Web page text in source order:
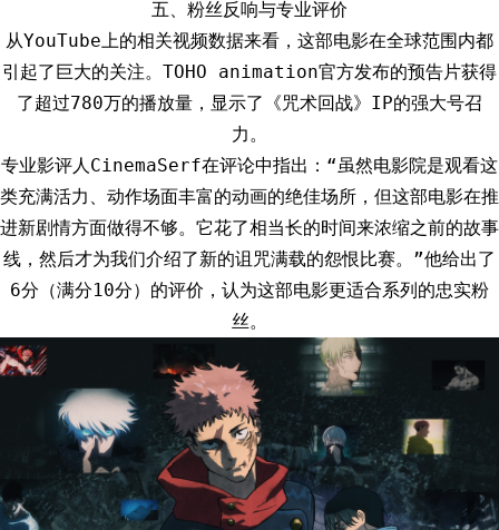
五、粉丝反响与专业评价
从YouTube上的相关视频数据来看，这部电影在全球范围内都
引起了巨大的关注。TOHO animation官方发布的预告片获得
了超过780万的播放量，显示了《咒术回战》IP的强大号召
力。
专业影评人CinemaSerf在评论中指出：“虽然电影院是观看这
类充满活力、动作场面丰富的动画的绝佳场所，但这部电影在推
进新剧情方面做得不够。它花了相当长的时间来浓缩之前的故事
线，然后才为我们介绍了新的诅咒满载的怨恨比赛。”他给出了
6分（满分10分）的评价，认为这部电影更适合系列的忠实粉
丝。